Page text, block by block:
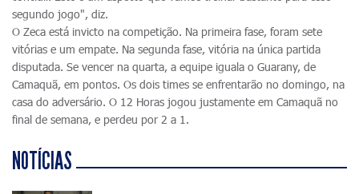
segundo jogo", diz.
O Zeca está invicto na competição. Na primeira fase, foram sete
vitórias e um empate. Na segunda fase, vitória na única partida
disputada. Se vencer na quarta, a equipe iguala o Guarany, de
Camaquã, em pontos. Os dois times se enfrentarão no domingo, na
casa do adversário. O 12 Horas jogou justamente em Camaquã no
final de semana, e perdeu por 2 a 1.
NOTÍCIAS